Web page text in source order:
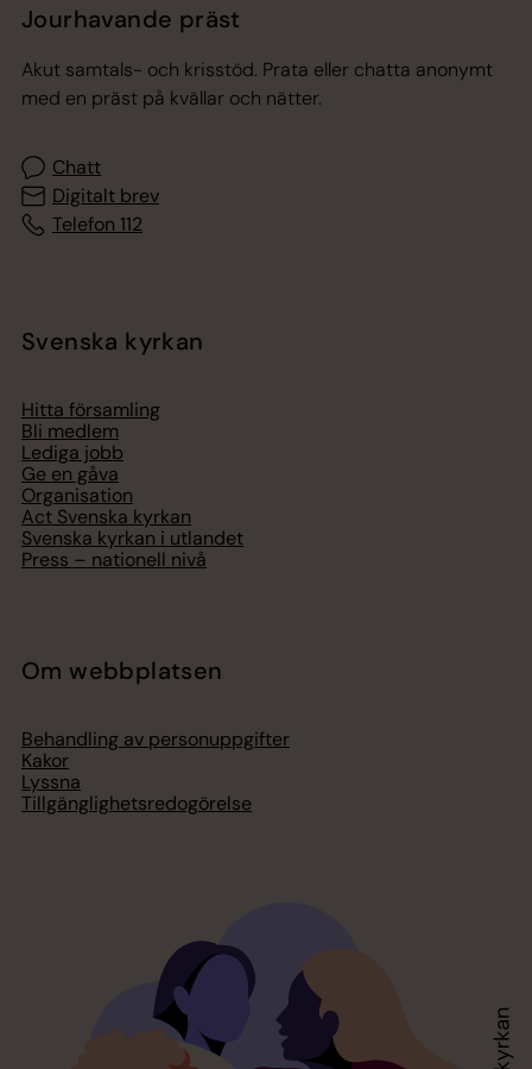
Jourhavande präst
Akut samtals- och krisstöd. Prata eller chatta anonymt
med en präst på kvällar och nätter.
Chatt
Digitalt brev
Telefon 112
Svenska kyrkan
Hitta församling
Bli medlem
Lediga jobb
Ge en gåva
Organisation
Act Svenska kyrkan
Svenska kyrkan i utlandet
Press – nationell nivå
Om webbplatsen
Behandling av personuppgifter
Kakor
Lyssna
Tillgänglighetsredogörelse